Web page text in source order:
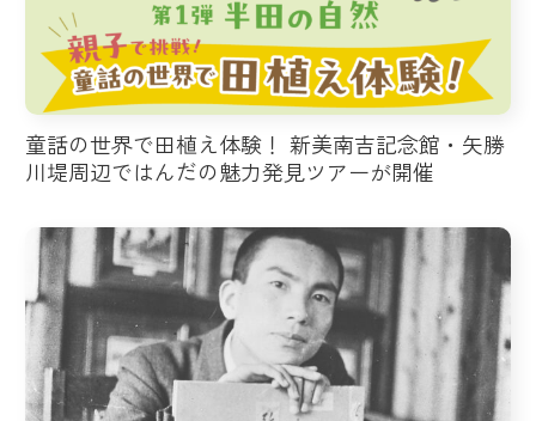
童話の世界で田植え体験！ 新美南吉記念館・矢勝
川堤周辺ではんだの魅力発見ツアーが開催